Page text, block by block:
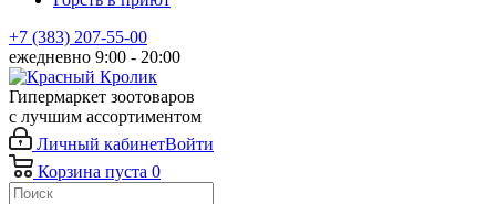
+7 (383) 207-55-00
ежедневно 9:00 - 20:00
Гипермаркет зоотоваров
с лучшим ассортиментом
Личный кабинетВойти
Корзина пуста 0